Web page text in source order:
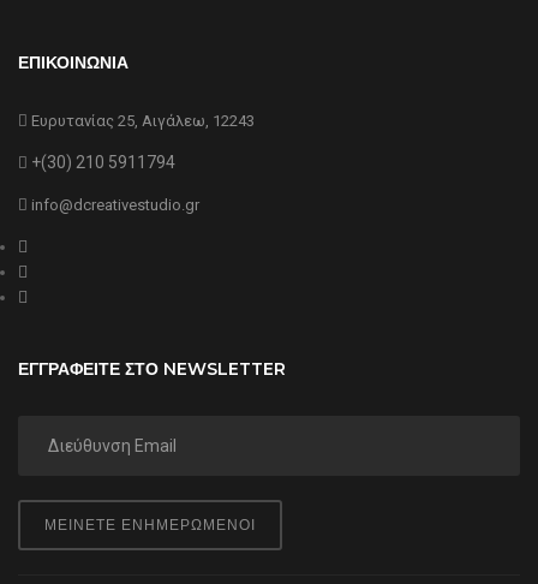
ΕΠΙΚΟΙΝΩΝΙΑ
Ευρυτανίας 25, Αιγάλεω, 12243
+(30) 210 5911794
info@dcreativestudio.gr
ΕΓΓΡΑΦΕΙΤΕ ΣΤΟ NEWSLETTER
ΜΕΙΝΕΤΕ ΕΝΗΜΕΡΩΜΕΝΟΙ